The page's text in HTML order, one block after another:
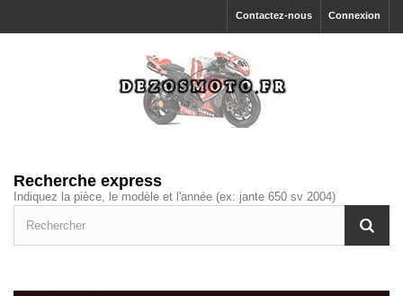
Connexion
Contactez-nous
Recherche express
Indiquez la pièce, le modèle et l'année (ex: jante 650 sv 2004)